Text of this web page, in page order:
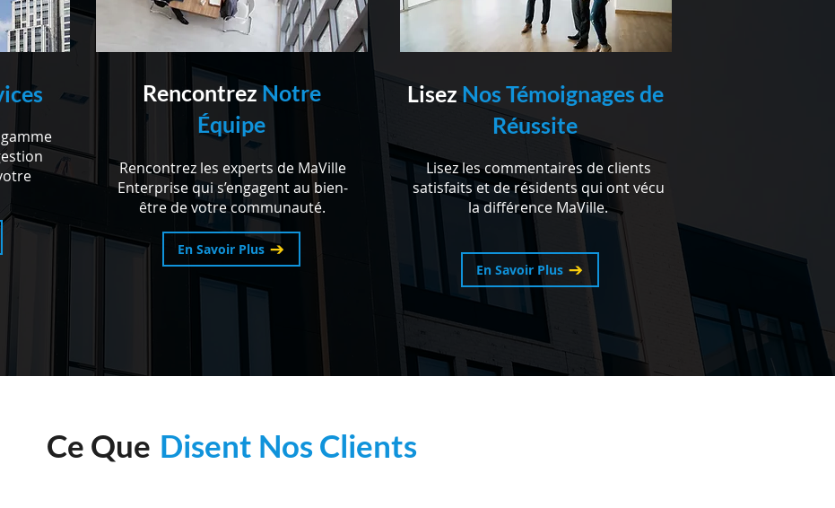
RencontrezNotre
Équipe
Rencontrez les experts de MaVille
Enterprise qui s’engagent au bien-
être de votre communauté.
En Savoir Plus
Lisez Nos Témoignages de
Réussite
Lisez les commentaires de clients
satisfaits et de résidents qui ont vécu
la différence MaVille.
En Savoir Plus
Ce Que Disent Nos Clients